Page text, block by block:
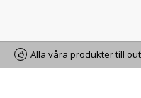
Alla våra produkter till